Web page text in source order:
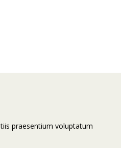
praesentium voluptatum